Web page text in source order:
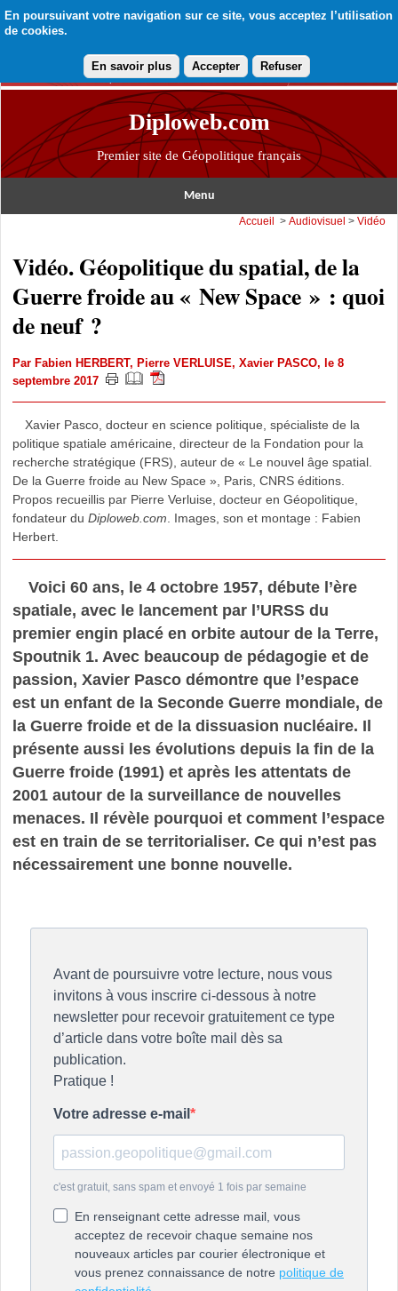
En poursuivant votre navigation sur ce site, vous acceptez l’utilisation
de cookies.
En savoir plus Accepter Refuser
Diploweb.com
Premier site de Géopolitique français
Menu
Accueil >Audiovisuel >Vidéo
Vidéo. Géopolitique du spatial, de la
Guerre froide au « New Space » : quoi
de neuf ?
Par Fabien HERBERT, Pierre VERLUISE, Xavier PASCO, le 8
septembre 2017
Xavier Pasco, docteur en science politique, spécialiste de la
politique spatiale américaine, directeur de la Fondation pour la
recherche stratégique (FRS), auteur de « Le nouvel âge spatial.
De la Guerre froide au New Space », Paris, CNRS éditions.
Propos recueillis par Pierre Verluise, docteur en Géopolitique,
fondateur du Diploweb.com . Images, son et montage : Fabien
Herbert.
Voici 60 ans, le 4 octobre 1957, débute l’ère
spatiale, avec le lancement par l’URSS du
premier engin placé en orbite autour de la Terre,
Spoutnik 1. Avec beaucoup de pédagogie et de
passion, Xavier Pasco démontre que l’espace
est un enfant de la Seconde Guerre mondiale, de
la Guerre froide et de la dissuasion nucléaire. Il
présente aussi les évolutions depuis la fin de la
Guerre froide (1991) et après les attentats de
2001 autour de la surveillance de nouvelles
menaces. Il révèle pourquoi et comment l’espace
est en train de se territorialiser. Ce qui n’est pas
nécessairement une bonne nouvelle.